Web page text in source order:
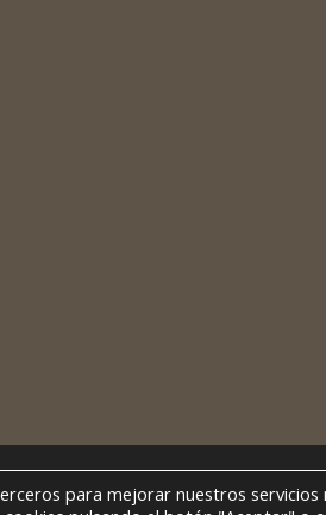
AVISO LEGAL Y POLITICA DE
para mejorar nuestros servicios